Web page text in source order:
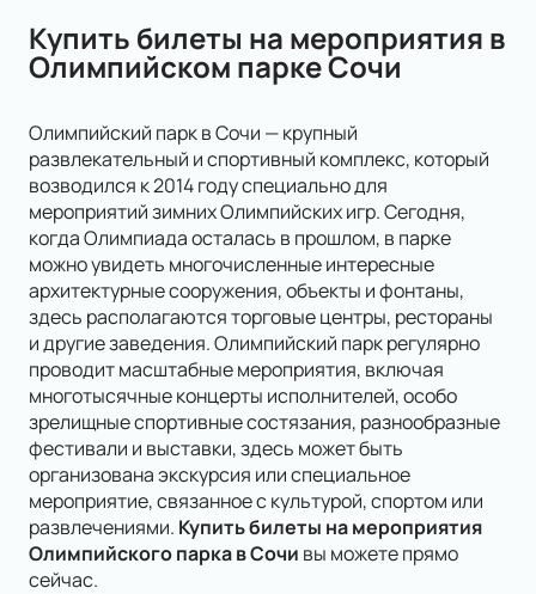
будет доставлено письмо с прикрепленными электронными
билетами.
моря, и следует по объездной дороге. Также, чтобы попасть
в Олимпийский парк, можно воспользоваться электричкой
Ласточка. Билеты можно приобрести в кассах на
вагоне. Выходить на конечной станции «Олимпийский
парк». Покупайте билеты онлайн на нашем сайте.
Купить билеты на мероприятия в
Олимпийском парке Сочи
Олимпийский парк в Сочи — крупный
развлекательный и спортивный комплекс, который
возводился к 2014 году специально для
мероприятий зимних Олимпийских игр. Сегодня,
когда Олимпиада осталась в прошлом, в парке
можно увидеть многочисленные интересные
архитектурные сооружения, объекты и фонтаны,
здесь располагаются торговые центры, рестораны
и другие заведения. Олимпийский парк регулярно
проводит масштабные мероприятия, включая
многотысячные концерты исполнителей, особо
зрелищные спортивные состязания, разнообразные
фестивали и выставки, здесь может быть
организована экскурсия или специальное
мероприятие, связанное с культурой, спортом или
развлечениями. Купить билеты на мероприятия
Олимпийского парка в Сочи вы можете прямо
сейчас.